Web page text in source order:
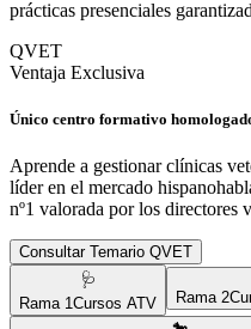
prácticas presenciales
QVET
Ventaja Exclusiva
Único centro formativo
Aprende a gestionar clínicas
líder en el mercado
nº1 valorada por los directores
Consultar Temario QVET
🩺
Rama 1Cursos ATV
Rama 2